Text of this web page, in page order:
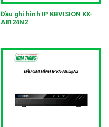
Đầu ghi hình IP KBVISION KX-
A8124N2